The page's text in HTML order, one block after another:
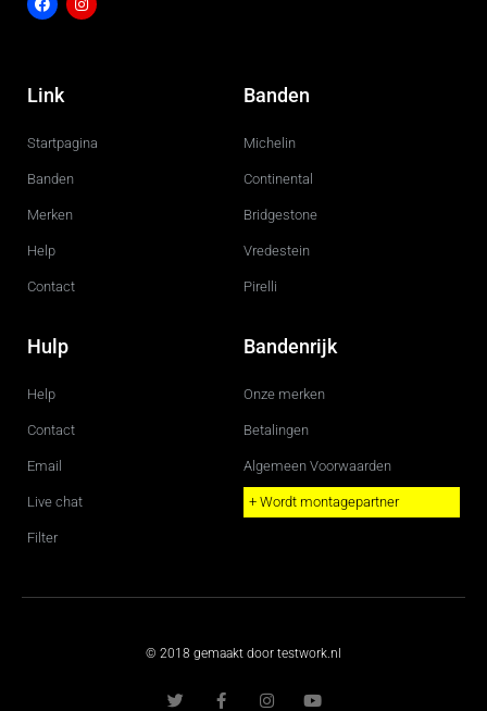
c
e
o
g
r
Link
Startpagina
Banden
Merken
Help
Contact
Banden
Michelin
Continental
Bridgestone
Vredestein
Pirelli
Hulp
Help
Contact
Email
Live chat
Filter
Bandenrijk
Onze merken
Betalingen
Algemeen Voorwaarden
+ Wordt montagepartner
© 2018 gemaakt door testwork.nl
w a n o